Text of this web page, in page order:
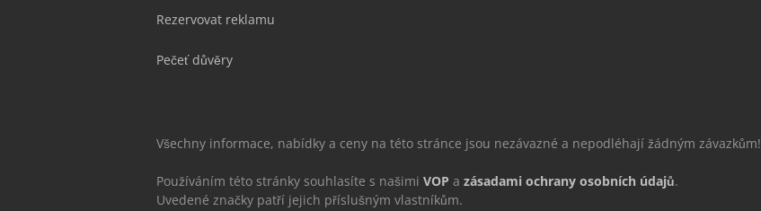
Rezervovat reklamu
Pečeť důvěry
Všechny informace, nabídky a ceny na této stránce jsou nezávazné a nepodléhají žádným závazkům!
Používáním této stránky souhlasíte s našimi VOP a zásadami ochrany osobních údajů.
Uvedené značky patří jejich příslušným vlastníkům.